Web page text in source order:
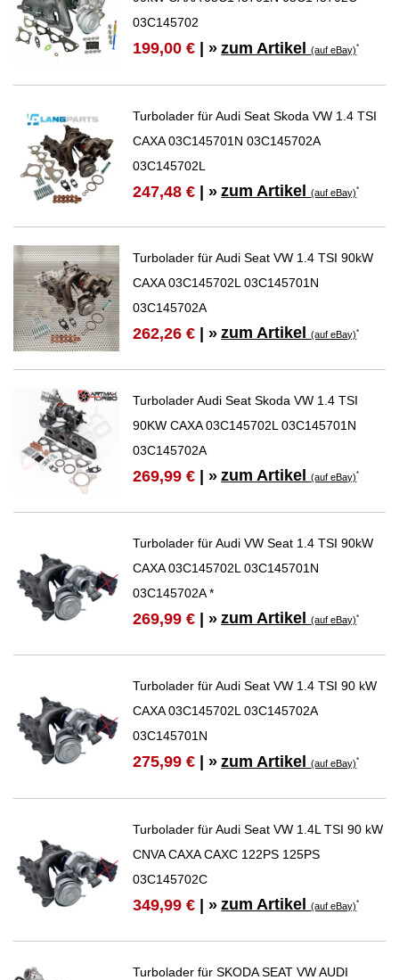
03C145702
199,00 € | » zum Artikel(auf eBay)*
Turbolader für Audi Seat Skoda VW 1.4 TSI
CAXA 03C145701N 03C145702A
03C145702L
247,48 € | » zum Artikel(auf eBay)*
Turbolader für Audi Seat VW 1.4 TSI 90kW
CAXA 03C145702L 03C145701N
03C145702A
262,26 € | » zum Artikel(auf eBay)*
Turbolader Audi Seat Skoda VW 1.4 TSI
90KW CAXA 03C145702L 03C145701N
03C145702A
269,99 € | » zum Artikel(auf eBay)*
Turbolader für Audi VW Seat 1.4 TSI 90kW
CAXA 03C145702L 03C145701N
03C145702A *
269,99 € | » zum Artikel(auf eBay)*
Turbolader für Audi Seat VW 1.4 TSI 90 kW
CAXA 03C145702L 03C145702A
03C145701N
275,99 € | » zum Artikel(auf eBay)*
Turbolader für Audi Seat VW 1.4L TSI 90 kW
CNVA CAXA CAXC 122PS 125PS
03C145702C
349,99 € | » zum Artikel(auf eBay)*
Turbolader für SKODA SEAT VW AUDI